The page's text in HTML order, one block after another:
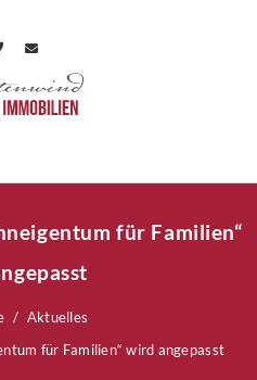
für Familien“
Aktuelles
für Familien“ wird angepasst